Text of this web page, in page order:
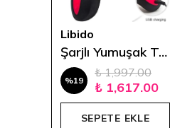
Libido
Şarjlı Yumuşak Ten Dokulu Vibratör 19 cm
%19
₺ 1,997.00
₺ 1,617.00
SEPETE EKLE